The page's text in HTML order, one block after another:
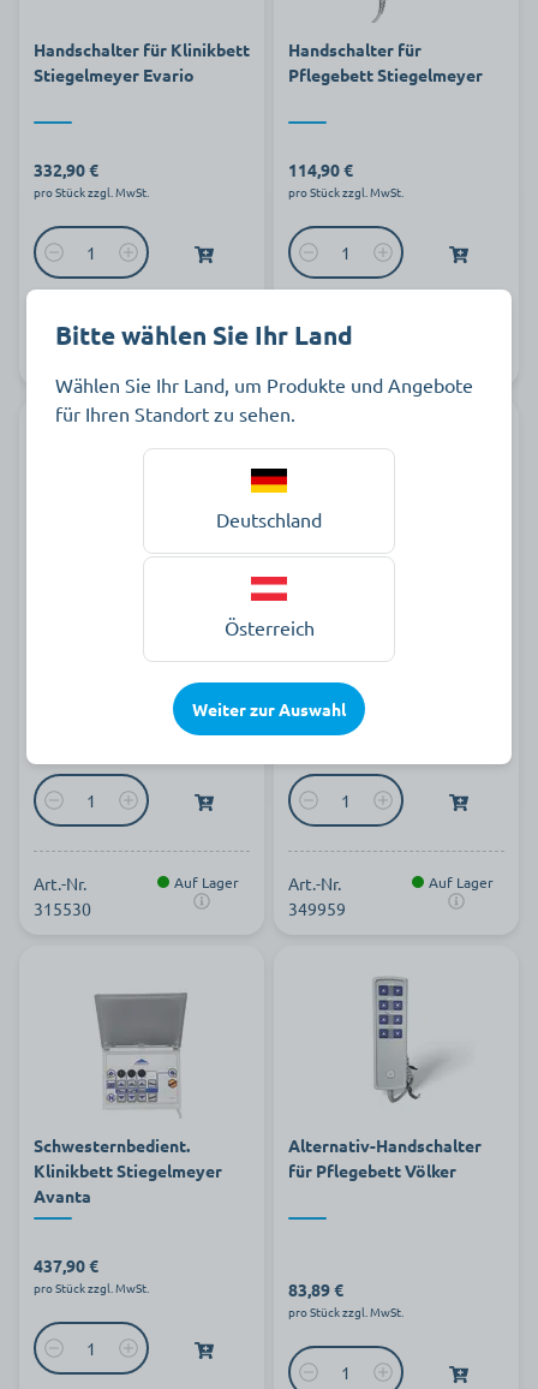
Handschalter für Klinikbett
Stiegelmeyer Evario
332,90 €
pro Stück zzgl. MwSt.
Art.-Nr.
Auf Lager
Handschalter für
Pflegebett Stiegelmeyer
114,90 €
pro Stück zzgl. MwSt.
Art.-Nr.
Art.-Nr.
315530
Auf Lager
Stiegelmeyer Seta
107,90 €
pro Stück zzgl. MwSt.
Art.-Nr.
349959
Auf Lager
Schwesternbedient.
Klinikbett Stiegelmeyer
Avanta
437,90 €
pro Stück zzgl. MwSt.
Alternativ-Handschalter
für Pflegebett Völker
83,89 €
pro Stück zzgl. MwSt.
Bitte wählen Sie Ihr Land
Wählen Sie Ihr Land, um Produkte und Angebote
für Ihren Standort zu sehen.
Deutschland
Österreich
Weiter zur Auswahl